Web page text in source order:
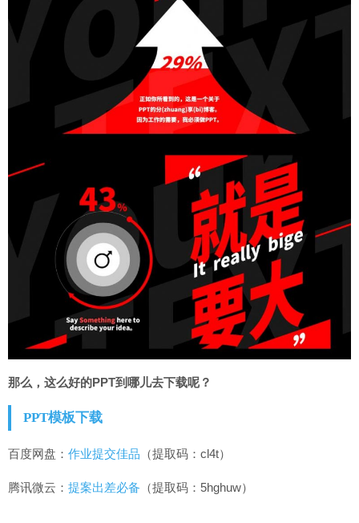
那么，这么好的PPT到哪儿去下载呢？
PPT模板下载
百度网盘： 作业提交佳品 （提取码：cl4t）
腾讯微云： 提案出差必备 （提取码：5hghuw）